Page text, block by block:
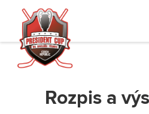
Rozpis a